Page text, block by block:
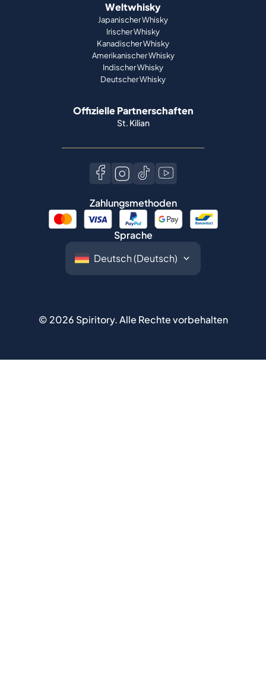
Weltwhisky
Japanischer Whisky
Irischer Whisky
Kanadischer Whisky
Amerikanischer Whisky
Indischer Whisky
Deutscher Whisky
Offizielle Partnerschaften
St. Kilian
Zahlungsmethoden
Sprache
© 2026 Spiritory.Alle Rechte vorbehalten